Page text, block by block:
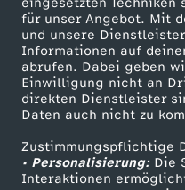
eingesetzten
für unser Angebot. Mit
und unsere
Informationen auf
abrufen. Dabei geben
Einwilligung nicht an
direkten Dienstleister
Daten auch nicht zu
Zustimmungspflichtige
• Personalisierung:Die
Interaktionen
a
u
f
w
Mehr ZDF
ZDF-Apps
Smart TV
ZDFtext
Livestreams
Sendungen A-Z